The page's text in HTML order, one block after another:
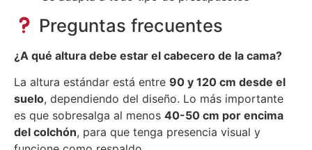
Preguntas frecuentes
¿A qué altura debe estar el cabecero de la cama?
La altura estándar está entre 90 y 120 cm desde el
suelo, dependiendo del diseño. Lo más importante
es que sobresalga al menos 40-50 cm por encima
del colchón, para que tenga presencia visual y